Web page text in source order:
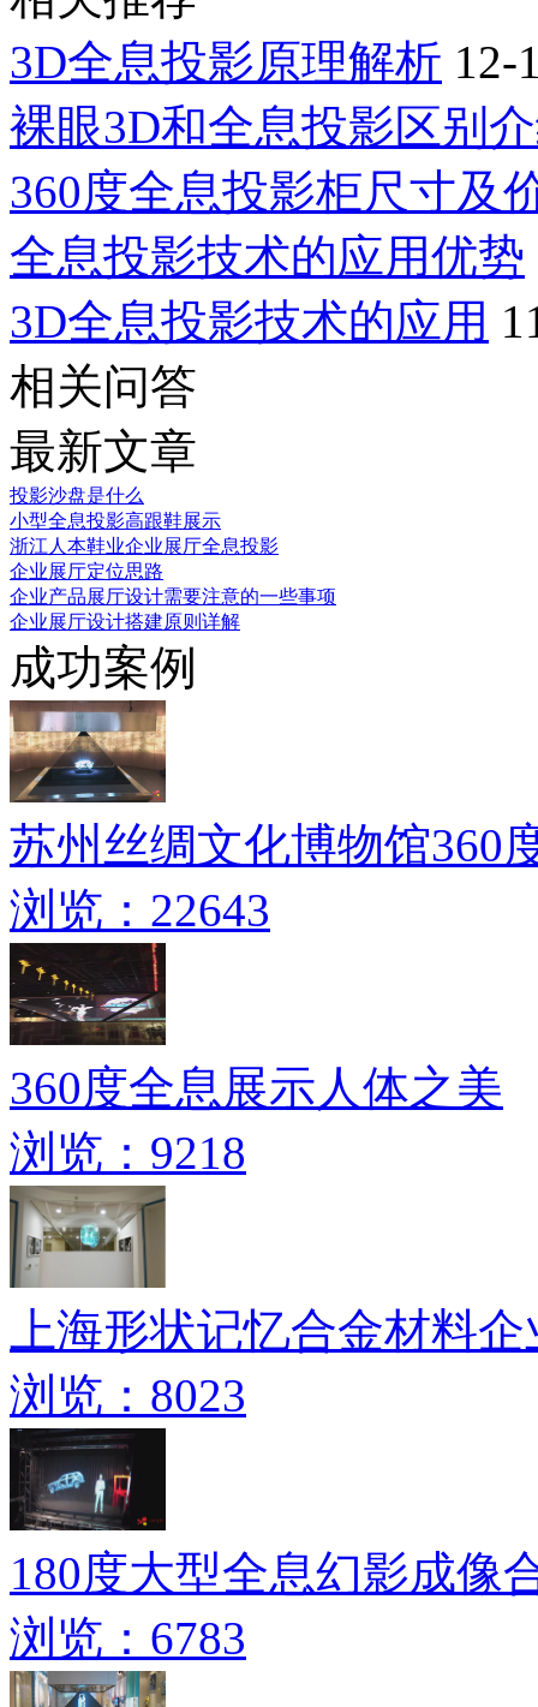
3D全息投影原理解析 12-
裸眼3D和全息投影区别
360度全息投影柜尺寸及
全息投影技术的应用优势
3D全息投影技术的应用
相关问答
最新文章
投影沙盘是什么
小型全息投影高跟鞋展示
浙江人本鞋业企业展厅全息投影
企业展厅定位思路
企业产品展厅设计需要注意的一些事项
企业展厅设计搭建原则详解
成功案例
苏州丝绸文化博物馆360
浏览：22643
360度全息展示人体之美
浏览：9218
上海形状记忆合金材料
浏览：8023
180度大型全息幻影成像
浏览：6783